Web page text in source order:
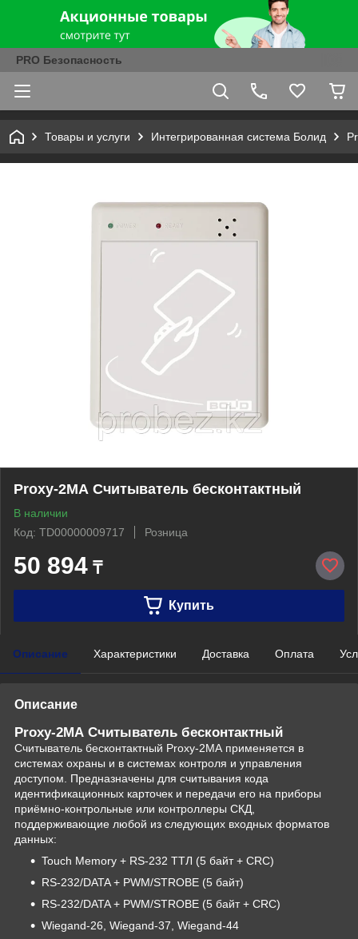
PRO Безопасность
Товары и услуги Интегрированная система Болид
Proxy-2MА Считыватель бесконтактный
В наличии
Код: TD00000009717
Розница
50 894 ₸
Купить
Описание Характеристики Доставка Оплата
Описание
Proxy-2MА Считыватель бесконтактный
Считыватель бесконтактный Proxy-2МA применяется в
системах охраны и в системах контроля и управления
доступом. Предназначены для считывания кода
идентификационных карточек и передачи его на приборы
приёмно-контрольные или контроллеры СКД,
поддерживающие любой из следующих входных форматов
данных:
Touch Memory + RS-232 ТТЛ (5 байт + CRC)
RS-232/DATA + PWM/STROBE (5 байт)
RS-232/DATA + PWM/STROBE (5 байт + CRC)
Wiegand-26, Wiegand-37, Wiegand-44